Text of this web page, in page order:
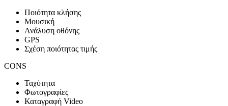
Ποιότητα κλήσης
Μουσική
Ανάλυση οθόνης
GPS
Σχέση ποιότητας τιμής
CONS
Ταχύτητα
Φωτογραφίες
Καταγραφή Video